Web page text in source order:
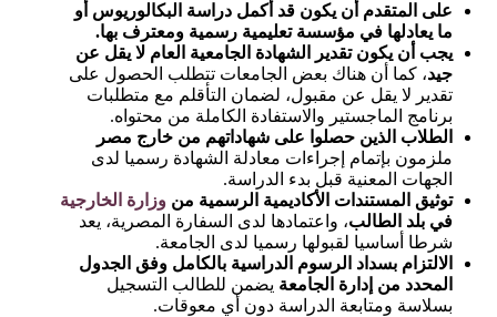
على المتقدم أن يكون قد أكمل دراسة البكالوريوس أو
ما يعادلها في مؤسسة تعليمية رسمية ومعترف بها.
يجب أن يكون تقدير الشهادة الجامعية العام لا يقل عن
جيد، كما أن هناك بعض الجامعات تتطلب الحصول على
تقدير لا يقل عن مقبول، لضمان التأقلم مع متطلبات
برنامج الماجستير والاستفادة الكاملة من محتواه.
الطلاب الذين حصلوا على شهاداتهم من خارج مصر
ملزمون بإتمام إجراءات معادلة الشهادة رسميا لدى
الجهات المعنية قبل بدء الدراسة.
توثيق المستندات الأكاديمية الرسمية من وزارة الخارجية
في بلد الطالب، واعتمادها لدى السفارة المصرية، يعد
شرطا أساسيا لقبولها رسميا لدى الجامعة.
الالتزام بسداد الرسوم الدراسية بالكامل وفق الجدول
المحدد من إدارة الجامعة يضمن للطالب التسجيل
بسلاسة ومتابعة الدراسة دون أي معوقات.